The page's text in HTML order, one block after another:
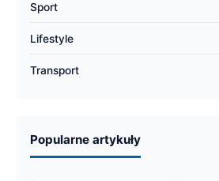
Sport
Lifestyle
Transport
Popularne artykuły